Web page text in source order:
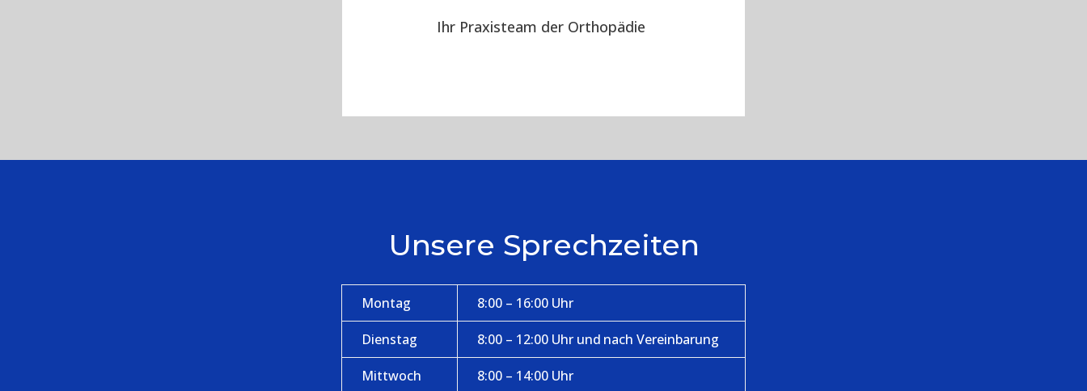
Ihr Praxisteam der Orthopädie
Unsere Sprechzeiten
Montag 8:00 – 16:00 Uhr
Dienstag 8:00 – 12:00 Uhr und nach Vereinbarung
Mittwoch 8:00 – 14:00 Uhr